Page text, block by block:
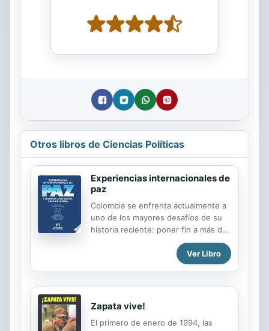
Otros libros de Ciencias Políticas
Experiencias internacionales de
paz
Colombia se enfrenta actualmente a
uno de los mayores desafíos de su
historia reciente: poner fin a más de
cinco décadas de violencia armada.
El proceso de paz entre el gobierno
nacional y las FARC en La Habana
negociada al conflicto armado, pero
genera también varios interrogantes
en cuanto al modelo y contenido del
posible acuerdo, así como a las
Ver Libro
Zapata vive!
El primero de enero de 1994, las